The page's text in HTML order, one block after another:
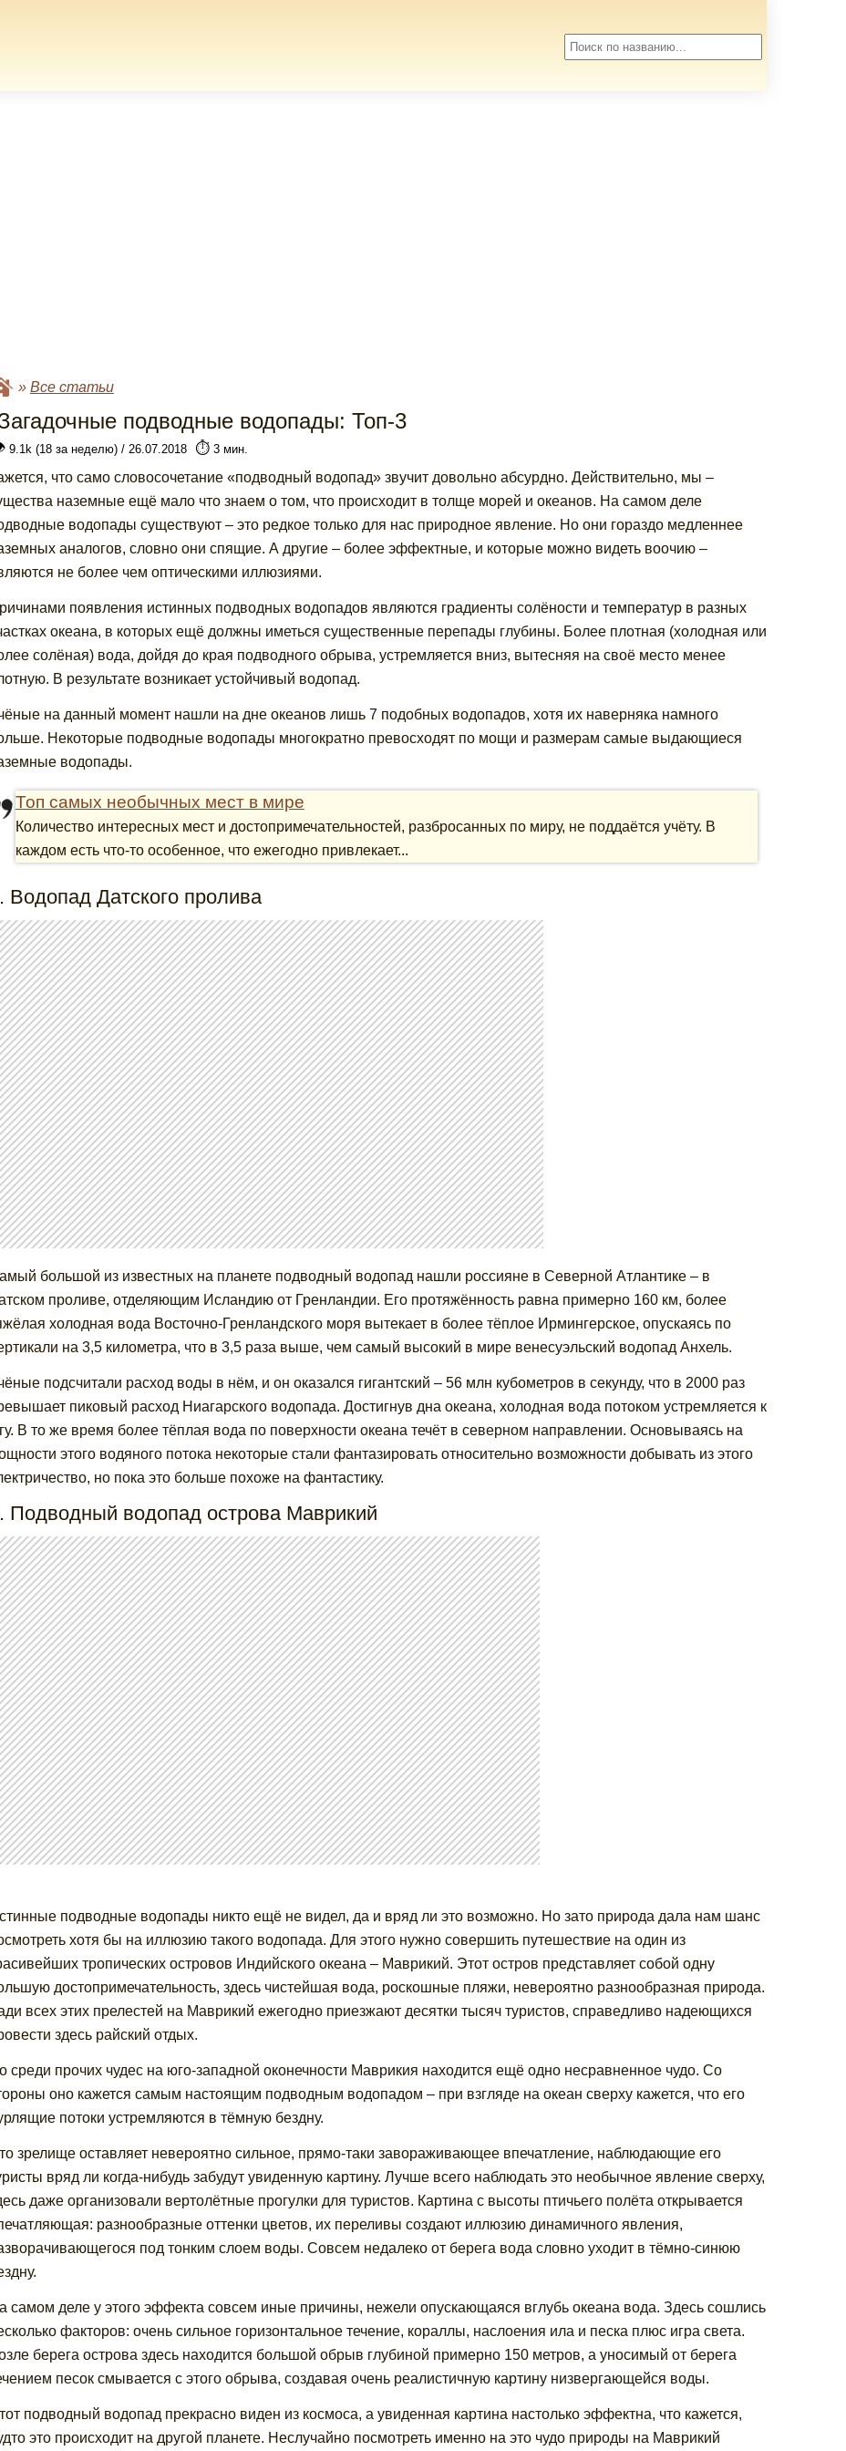
» Все статьи
подводные водопады: Топ-3
9.1k (18 за неделю) / 26.07.2018 ⏱️3 мин.
что само словосочетание «подводный водопад» звучит довольно абсурдно. Действительно, мы –
наземные ещё мало что знаем о том, что происходит в толще морей и океанов. На самом деле
водопады существуют – это редкое только для нас природное явление. Но они гораздо медленнее
аналогов, словно они спящие. А другие – более эффектные, и которые можно видеть воочию –
не более чем оптическими иллюзиями.
появления истинных подводных водопадов являются градиенты солёности и температур в разных
океана, в которых ещё должны иметься существенные перепады глубины. Более плотная (холодная или
солёная) вода, дойдя до края подводного обрыва, устремляется вниз, вытесняя на своё место менее
В результате возникает устойчивый водопад.
на данный момент нашли на дне океанов лишь 7 подобных водопадов, хотя их наверняка намного
Некоторые подводные водопады многократно превосходят по мощи и размерам самые выдающиеся
водопады.
Топ самых необычных мест в мире
Количество интересных мест и достопримечательностей, разбросанных по миру, не поддаётся учёту. В
каждом есть что-то особенное, что ежегодно привлекает...
Водопад Датского пролива
большой из известных на планете подводный водопад нашли россияне в Северной Атлантике – в
проливе, отделяющим Исландию от Гренландии. Его протяжённость равна примерно 160 км, более
холодная вода Восточно-Гренландского моря вытекает в более тёплое Ирмингерское, опускаясь по
на 3,5 километра, что в 3,5 раза выше, чем самый высокий в мире венесуэльский водопад Анхель.
подсчитали расход воды в нём, и он оказался гигантский – 56 млн кубометров в секунду, что в 2000 раз
пиковый расход Ниагарского водопада. Достигнув дна океана, холодная вода потоком устремляется к
В то же время более тёплая вода по поверхности океана течёт в северном направлении. Основываясь на
этого водяного потока некоторые стали фантазировать относительно возможности добывать из этого
но пока это больше похоже на фантастику.
Подводный водопад острова Маврикий
подводные водопады никто ещё не видел, да и вряд ли это возможно. Но зато природа дала нам шанс
хотя бы на иллюзию такого водопада. Для этого нужно совершить путешествие на один из
тропических островов Индийского океана – Маврикий. Этот остров представляет собой одну
достопримечательность, здесь чистейшая вода, роскошные пляжи, невероятно разнообразная природа.
всех этих прелестей на Маврикий ежегодно приезжают десятки тысяч туристов, справедливо надеющихся
здесь райский отдых.
среди прочих чудес на юго-западной оконечности Маврикия находится ещё одно несравненное чудо. Со
оно кажется самым настоящим подводным водопадом – при взгляде на океан сверху кажется, что его
потоки устремляются в тёмную бездну.
зрелище оставляет невероятно сильное, прямо-таки завораживающее впечатление, наблюдающие его
вряд ли когда-нибудь забудут увиденную картину. Лучше всего наблюдать это необычное явление сверху,
даже организовали вертолётные прогулки для туристов. Картина с высоты птичьего полёта открывается
разнообразные оттенки цветов, их переливы создают иллюзию динамичного явления,
под тонким слоем воды. Совсем недалеко от берега вода словно уходит в тёмно-синюю
самом деле у этого эффекта совсем иные причины, нежели опускающаяся вглубь океана вода. Здесь сошлись
факторов: очень сильное горизонтальное течение, кораллы, наслоения ила и песка плюс игра света.
берега острова здесь находится большой обрыв глубиной примерно 150 метров, а уносимый от берега
песок смывается с этого обрыва, создавая очень реалистичную картину низвергающейся воды.
подводный водопад прекрасно виден из космоса, а увиденная картина настолько эффектна, что кажется,
это происходит на другой планете. Неслучайно посмотреть именно на это чудо природы на Маврикий